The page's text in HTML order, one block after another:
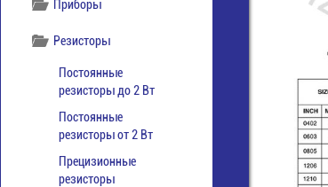
Приборы
Резисторы
Постоянные
резисторы до 2 Вт
Постоянные
резисторы от 2 Вт
Прецизионные
резисторы